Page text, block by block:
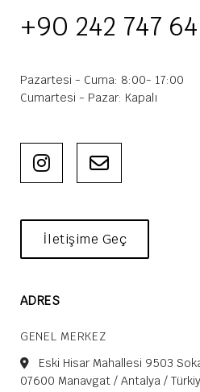
+90 242 747
Pazartesi - Cuma: 8:00- 17:00
Cumartesi - Pazar: Kapalı
İletişime Geç
ADRES
GENEL MERKEZ
Eski Hisar Mahallesi 9503
07600 Manavgat / Antalya /